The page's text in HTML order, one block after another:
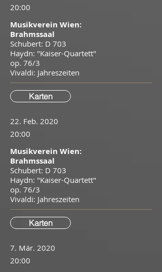
20:00
Musikverein Wien:
Brahmssaal
Schubert: D 703
Haydn: "Kaiser-Quartett"
op. 76/3
​Vivaldi: Jahreszeiten
Karten
22. Feb. 2020
20:00
Musikverein Wien:
Brahmssaal
Schubert: D 703
Haydn: "Kaiser-Quartett"
op. 76/3
​Vivaldi: Jahreszeiten
Karten
7. Mär. 2020
20:00